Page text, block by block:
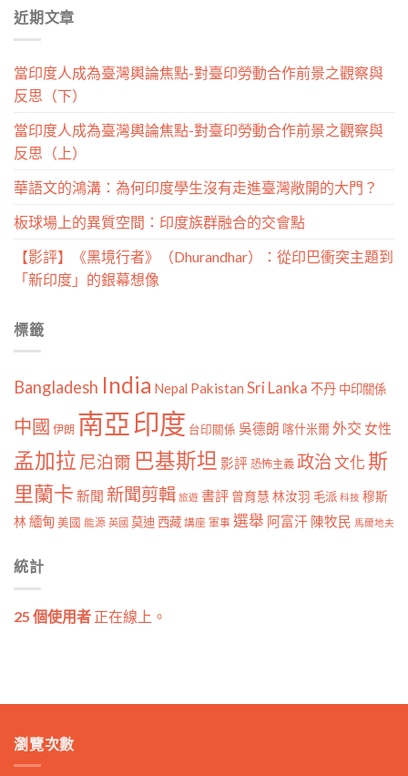
類
近期文章
當印度人成為臺灣輿論焦點-對臺印勞動合作前景之觀察與
反思（下）
當印度人成為臺灣輿論焦點-對臺印勞動合作前景之觀察與
反思（上）
華語文的鴻溝：為何印度學生沒有走進臺灣敞開的大門？
板球場上的異質空間：印度族群融合的交會點
【影評】《黑境行者》（Dhurandhar）：從印巴衝突主題到
「新印度」的銀幕想像
標籤
Bangladesh India Nepal Pakistan Sri Lanka 不丹 中印關係
中國 伊朗 南亞印度 台印關係 吳德朗 喀什米爾外交 女性
孟加拉 尼泊爾 巴基斯坦 影評 恐怖主義 政治文化斯
里蘭卡 新聞 新聞剪輯 旅遊 書評 曾育慧 林汝羽 毛派 科技 穆斯
林 緬甸 美國 能源 英國 莫迪 西藏 講座 軍事 選舉 阿富汗 陳牧民 馬爾地夫
統計
25 個使用者 正在線上。
瀏覽次數